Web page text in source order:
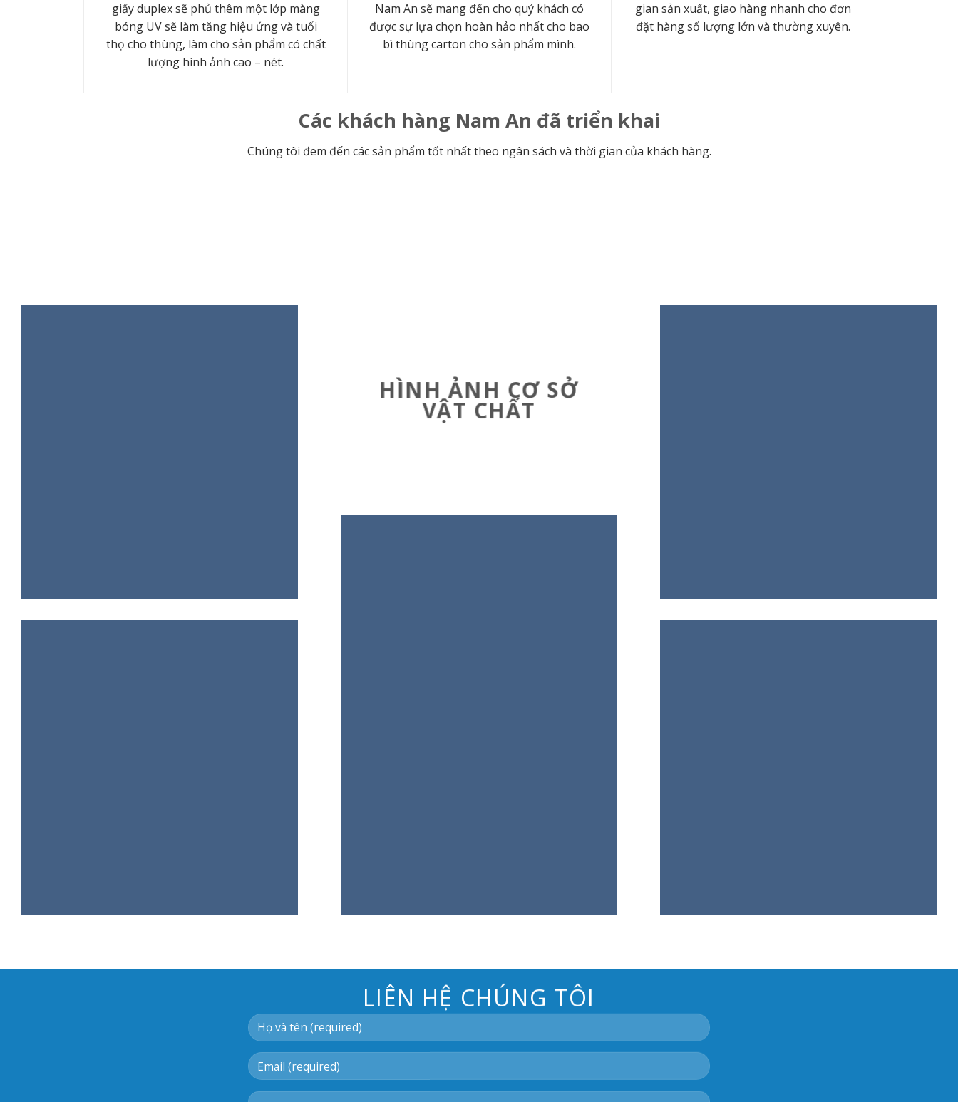
giấy duplex sẽ phủ thêm một lớp màng
bóng UV sẽ làm tăng hiệu ứng và tuổi
thọ cho thùng, làm cho sản phẩm có chất
lượng hình ảnh cao – nét.
Nam An sẽ mang đến cho quý khách có
được sự lựa chọn hoàn hảo nhất cho bao
bì thùng carton cho sản phẩm mình.
gian sản xuất, giao hàng nhanh cho đơn
đặt hàng số lượng lớn và thường xuyên.
Các khách hàng Nam An đã triển khai
Chúng tôi đem đến các sản phẩm tốt nhất theo ngân sách và thời gian của khách hàng.
HÌNH ẢNH CƠ SỞ
VẬT CHẤT
LIÊN HỆ CHÚNG TÔI